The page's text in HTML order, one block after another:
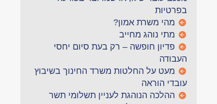
בפרטיות
מהי משרת אמון?
מתי נוהג מחייב
פדיון חופשה – רק בעת סיום יחסי
העבודה
מעט על החלטות משרד החינוך בשיבוץ
עובדי הוראה
ההלכה הנוהגת לעניין תשלומי תשר